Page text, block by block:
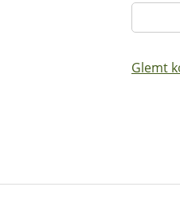
Glemt